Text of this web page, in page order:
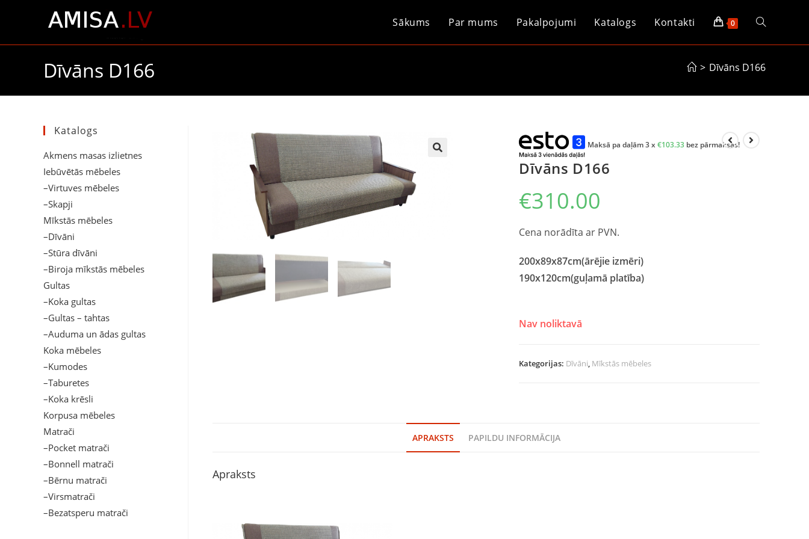
Sākums Par mums Pakalpojumi Katalogs Kontakti 0
Dīvāns D166 > Dīvāns D166
Maksā pa daļām 3 x€103.33 bez pārmaksas!
Dīvāns D166
€310.00
Cena norādīta ar PVN.
200x89x87cm(ārējie izmēri)
190x120cm(guļamā platība)
Nav noliktavā
Kategorijas: Dīvāni, Mīkstās mēbeles
APRAKSTS PAPILDU INFORMĀCIJA
Apraksts
Katalogs
Akmens masas izlietnes
Iebūvētās mēbeles
–Virtuves mēbeles
–Skapji
Mīkstās mēbeles
–Dīvāni
–Stūra dīvāni
–Biroja mīkstās mēbeles
Gultas
–Koka gultas
–Gultas – tahtas
–Auduma un ādas gultas
Koka mēbeles
–Kumodes
–Taburetes
–Koka krēsli
Korpusa mēbeles
Matrači
–Pocket matrači
–Bonnell matrači
–Bērnu matrači
–Virsmatrači
–Bezatsperu matrači